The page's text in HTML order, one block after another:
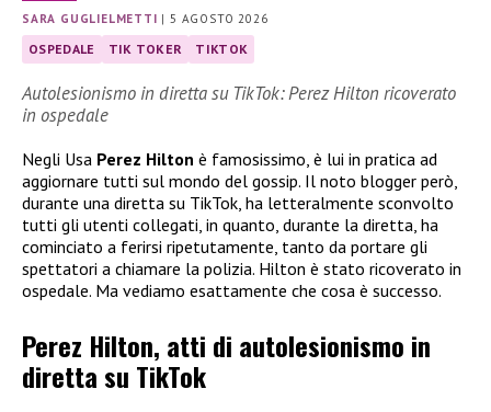
SARA GUGLIELMETTI |5 AGOSTO 2026
OSPEDALE TIK TOKER TIKTOK
Autolesionismo in diretta su TikTok: Perez Hilton ricoverato
in ospedale
Negli Usa Perez Hilton è famosissimo, è lui in pratica ad
aggiornare tutti sul mondo del gossip. Il noto blogger però,
durante una diretta su TikTok, ha letteralmente sconvolto
tutti gli utenti collegati, in quanto, durante la diretta, ha
cominciato a ferirsi ripetutamente, tanto da portare gli
spettatori a chiamare la polizia. Hilton è stato ricoverato in
ospedale. Ma vediamo esattamente che cosa è successo.
Perez Hilton, atti di autolesionismo in
diretta su TikTok